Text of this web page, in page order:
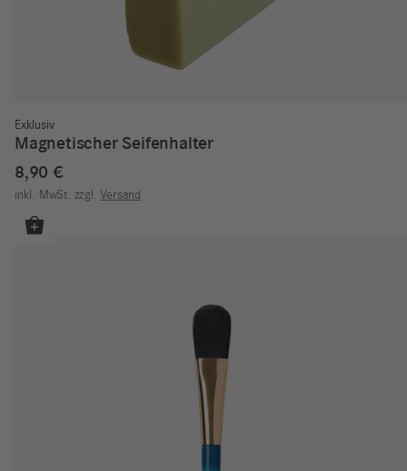
Exklusiv
Magnetischer Seifenhalter
8,90 €
inkl. MwSt. zzgl. Versand